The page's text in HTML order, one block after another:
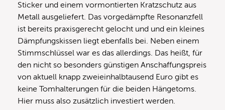
Sticker und einem vormontierten Kratzschutz aus
Metall ausgeliefert. Das vorgedämpfte Resonanzfell
ist bereits praxisgerecht gelocht und und ein kleines
Dämpfungskissen liegt ebenfalls bei. Neben einem
Stimmschlüssel war es das allerdings. Das heißt, für
den nicht so besonders günstigen Anschaffungspreis
von aktuell knapp zweieinhalbtausend Euro gibt es
keine Tomhalterungen für die beiden Hängetoms.
Hier muss also zusätzlich investiert werden.